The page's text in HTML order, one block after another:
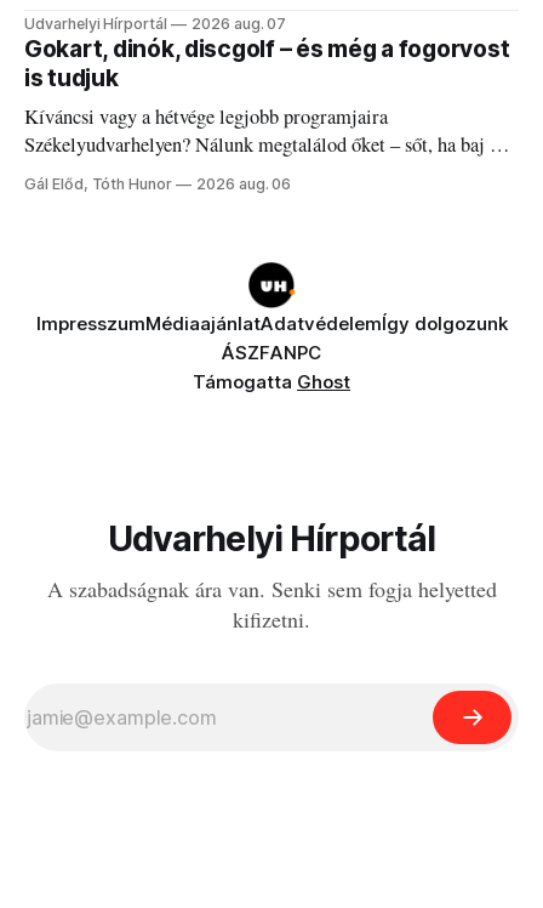
Udvarhelyi Hírportál 2026 aug. 07
Gokart, dinók, discgolf – és még a fogorvost
is tudjuk
Kíváncsi vagy a hétvége legjobb programjaira
Székelyudvarhelyen? Nálunk megtalálod őket – sőt, ha baj van
a fogaddal, a fogorvosi ügyeletet is!
Gál Előd, Tóth Hunor 2026 aug. 06
ImpresszumMédiaajánlatAdatvédelemÍgy dolgozunk
ÁSZFANPC
Támogatta Ghost
Udvarhelyi Hírportál
A szabadságnak ára van. Senki sem fogja helyetted
kifizetni.